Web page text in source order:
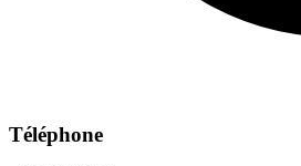
Téléphone